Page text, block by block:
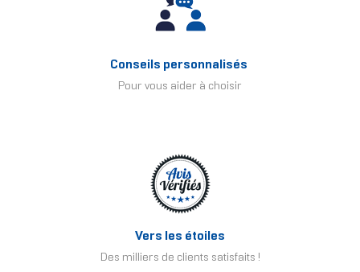
Conseils personnalisés
Pour vous aider à choisir
Vers les étoiles
Des milliers de clients satisfaits !